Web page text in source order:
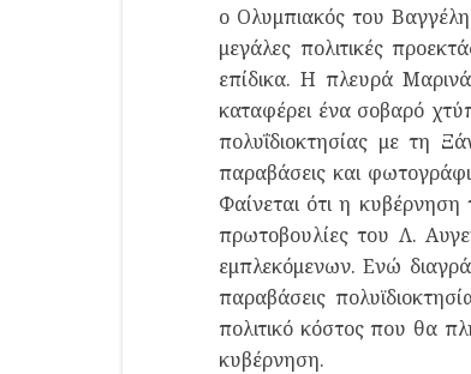
o Ολυμπιακός του
μεγάλες πολιτικές
επίδικα. Η πλευρά
καταφέρει ένα σοβαρό
πολυΐδιοκτησίας με τη
παραβάσεις και
Φαίνεται ότι η
πρωτοβουλίες του Λ.
εμπλεκόμενων. Ενώ
παραβάσεις
πολιτικό κόστος που θα
κυβέρνηση.